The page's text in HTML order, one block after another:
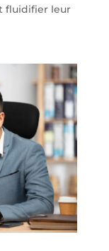
fluidifier leur